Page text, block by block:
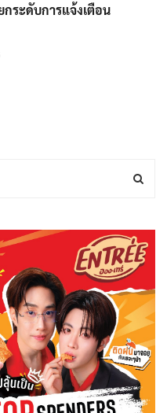
ระดับการแจ้งเตือน